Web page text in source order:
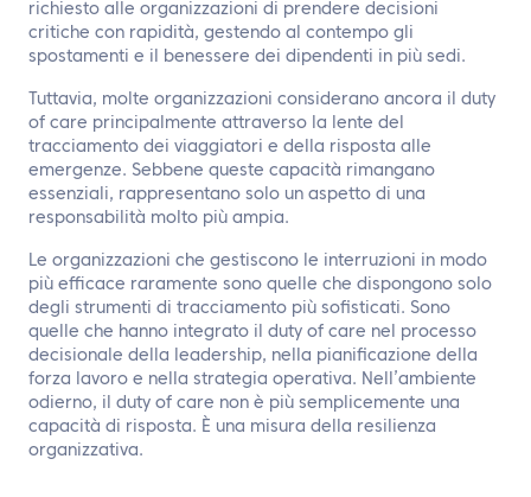
richiesto alle organizzazioni di prendere decisioni
critiche con rapidità, gestendo al contempo gli
spostamenti e il benessere dei dipendenti in più sedi.
Tuttavia, molte organizzazioni considerano ancora il duty
of care principalmente attraverso la lente del
tracciamento dei viaggiatori e della risposta alle
emergenze. Sebbene queste capacità rimangano
essenziali, rappresentano solo un aspetto di una
responsabilità molto più ampia.
Le organizzazioni che gestiscono le interruzioni in modo
più efficace raramente sono quelle che dispongono solo
degli strumenti di tracciamento più sofisticati. Sono
quelle che hanno integrato il duty of care nel processo
decisionale della leadership, nella pianificazione della
forza lavoro e nella strategia operativa. Nell’ambiente
odierno, il duty of care non è più semplicemente una
capacità di risposta. È una misura della resilienza
organizzativa.